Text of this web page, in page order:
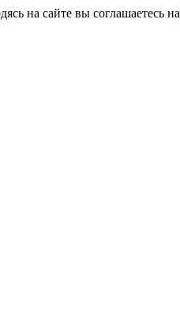
на сайте вы соглашаетесь на